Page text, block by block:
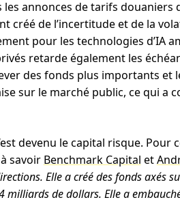
les annonces de tarifs douaniers
créé de l’incertitude et de la
pour les technologies d’IA
retarde également les
des fonds plus importants et
sur le marché public, ce qui a
devenu le capital risque. Pour
savoir Benchmark Capital et
Elle a créé des fonds axés
milliards de dollars. Elle a